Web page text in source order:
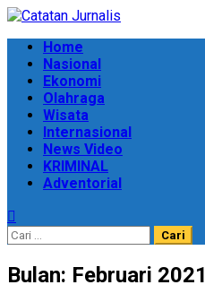
Skip
content
Primary
Menu
Home
Nasional
Ekonomi
Olahraga
Wisata
Internasional
News Video
KRIMINAL
Adventorial
Cari
untuk:
Bulan: Februari 2021